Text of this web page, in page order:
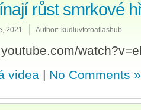
růst smrkové
2021 Author: kudluvfotoatlashub
videa | No Comments »